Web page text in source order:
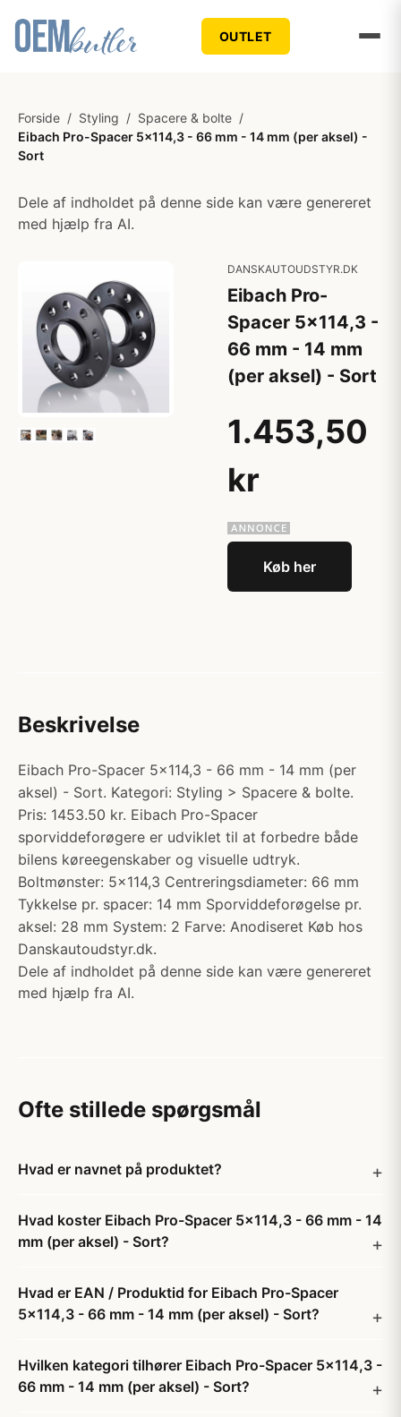
OUTLET
Forside / Styling / Spacere & bolte /
Eibach Pro-Spacer 5x114,3 - 66 mm - 14 mm (per aksel) -
Sort
Dele af indholdet på denne side kan være genereret
med hjælp fra AI.
DANSKAUTOUDSTYR.DK
Eibach Pro-
Spacer 5x114,3 -
66 mm - 14 mm
(per aksel) - Sort
1.453,50
kr
Køb her
Beskrivelse
Eibach Pro-Spacer 5x114,3 - 66 mm - 14 mm (per
aksel) - Sort. Kategori: Styling > Spacere & bolte.
Pris: 1453.50 kr. Eibach Pro-Spacer
sporviddeforøgere er udviklet til at forbedre både
bilens køreegenskaber og visuelle udtryk.
Boltmønster: 5x114,3 Centreringsdiameter: 66 mm
Tykkelse pr. spacer: 14 mm Sporviddeforøgelse pr.
aksel: 28 mm System: 2 Farve: Anodiseret Køb hos
Danskautoudstyr.dk.
Dele af indholdet på denne side kan være genereret
med hjælp fra AI.
Ofte stillede spørgsmål
Hvad er navnet på produktet?
Hvad koster Eibach Pro-Spacer 5x114,3 - 66 mm - 14
mm (per aksel) - Sort?
Hvad er EAN / Produktid for Eibach Pro-Spacer
5x114,3 - 66 mm - 14 mm (per aksel) - Sort?
Hvilken kategori tilhører Eibach Pro-Spacer 5x114,3 -
66 mm - 14 mm (per aksel) - Sort?